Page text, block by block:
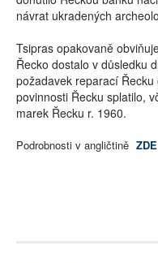
návrat ukradených
Tsipras opakovaně
Řecko dostalo v důsledku
požadavek reparací
povinnosti Řecku splatilo,
marek Řecku r. 1960.
Podrobnosti v angličtině ZDE